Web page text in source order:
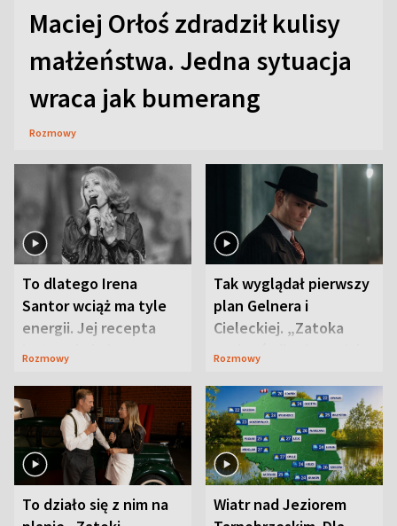
Maciej Orłoś zdradził kulisy
małżeństwa. Jedna sytuacja
wraca jak bumerang
Rozmowy
To dlatego Irena
Santor wciąż ma tyle
energii. Jej recepta
jest zaskakująco
Rozmowy
Tak wyglądał pierwszy
plan Gelnera i
Cieleckiej. „Zatoka
szpiegów” od razu ich
Rozmowy
To działo się z nim na
Wiatr nad Jeziorem